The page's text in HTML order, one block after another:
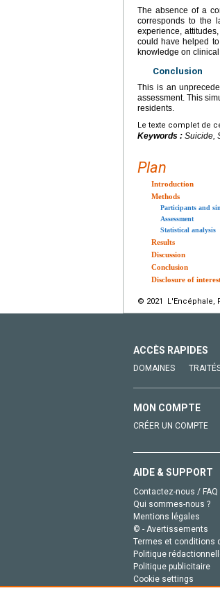
The absence of a
corresponds to the
experience,
could have helped
knowledge on
Conclusion
This is an
assessment. This
residents.
Le texte complet de
Keywords : Suicide,
Plan
Introduction
Methods
Participants and
Assessment
Statistical analysis
Results
Discussion
Conclusion
Disclosure of
© 2021 L'Encéphale,
ACCÈS RAPIDES
DOMAINES
MON COMPTE
CRÉER UN COMPTE
AIDE & SUPPORT
Contactez-nous / FAQ
Qui sommes-nous ?
Mentions légales
© - Avertissements
Termes et conditions
Politique
Politique publicitaire
Cookie settings